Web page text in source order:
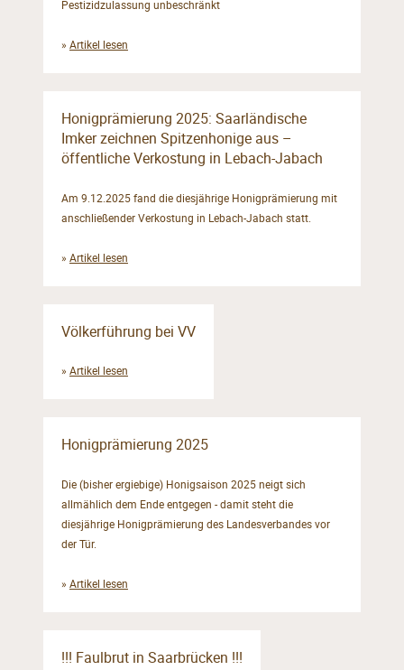
Pestizidzulassung unbeschränkt
» Artikel lesen
Honigprämierung 2025: Saarländische
Imker zeichnen Spitzenhonige aus –
öffentliche Verkostung in Lebach-Jabach
Am 9.12.2025 fand die diesjährige Honigprämierung mit
anschließender Verkostung in Lebach-Jabach statt.
» Artikel lesen
Völkerführung bei VV
» Artikel lesen
Honigprämierung 2025
Die (bisher ergiebige) Honigsaison 2025 neigt sich
allmählich dem Ende entgegen - damit steht die
diesjährige Honigprämierung des Landesverbandes vor
der Tür.
» Artikel lesen
!!! Faulbrut in Saarbrücken !!!